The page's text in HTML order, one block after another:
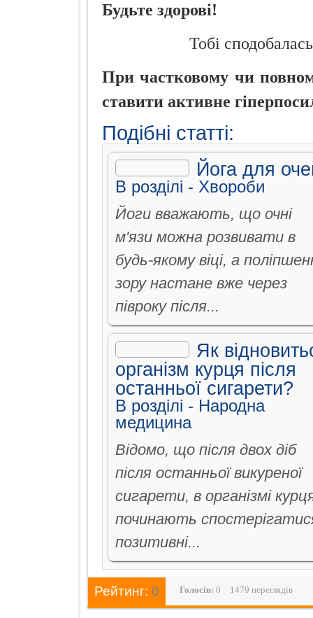
Будьте здорові!
Тобі
При частковому чи
ставити активне
Подібні статті:
Йога для
В рoздiлi - Хвороби
Йоги вважають, що очні
м'язи можна розвивати в
будь-якому віці, а
зору настане вже через
півроку після...
Як
організм курця після
останньої сигарети?
В рoздiлi - Народна
медицина
Відомо, що після двох діб
після останньої викуреної
сигарети, в організмі
починають
позитивні...
Рейтинг: 0 Голосiв: 0 1479 переглядів